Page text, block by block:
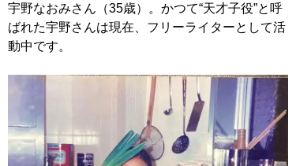
宇野なおみさん（35歳）。かつて“天才子役”と呼
ばれた宇野さんは現在、フリーライターとして活
動中です。